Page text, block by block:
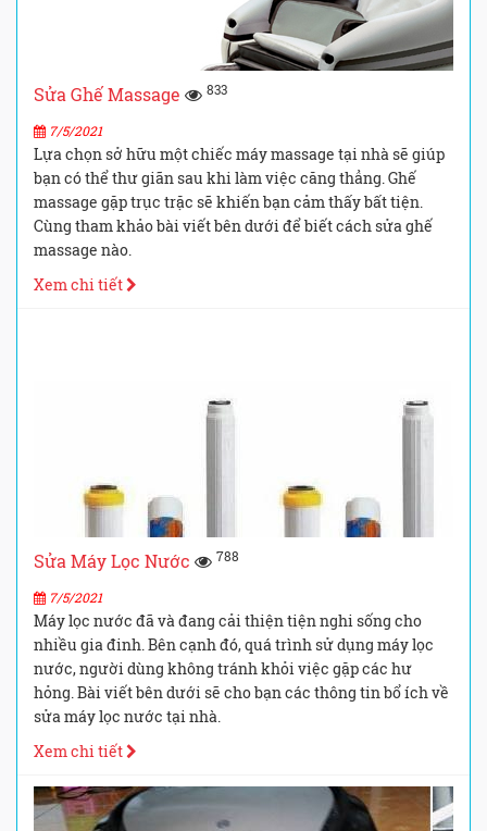
Sửa Ghế Massage 833
7/5/2021
Lựa chọn sở hữu một chiếc máy massage tại nhà sẽ giúp
bạn có thể thư giãn sau khi làm việc căng thẳng. Ghế
massage gặp trục trặc sẽ khiến bạn cảm thấy bất tiện.
Cùng tham khảo bài viết bên dưới để biết cách sửa ghế
massage nào.
Xem chi tiết
Sửa Máy Lọc Nước 788
7/5/2021
Máy lọc nước đã và đang cải thiện tiện nghi sống cho
nhiều gia đinh. Bên cạnh đó, quá trình sử dụng máy lọc
nước, người dùng không tránh khỏi việc gặp các hư
hỏng. Bài viết bên dưới sẽ cho bạn các thông tin bổ ích về
sửa máy lọc nước tại nhà.
Xem chi tiết